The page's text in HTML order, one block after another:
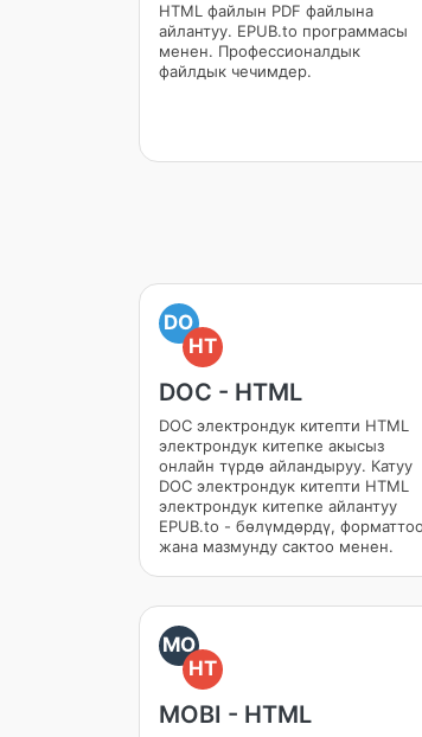
HTML файлын PDF файлына
айлантуу. EPUB.to программасы
менен. Профессионалдык
файлдык чечимдер.
DO
HT
DOC - HTML
DOC электрондук китепти HTML
электрондук китепке акысыз
онлайн түрдө айландыруу. Катуу
DOC электрондук китепти HTML
электрондук китепке айлантуу
EPUB.to - бөлүмдөрдү, форматтоо
жана мазмунду сактоо менен.
MO
HT
MOBI - HTML